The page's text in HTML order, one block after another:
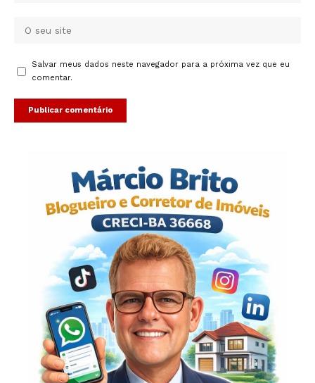
Salvar meus dados neste navegador para a próxima vez que eu
comentar.